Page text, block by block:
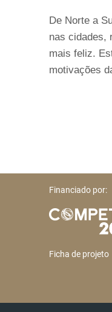
De Norte a
nas cidades,
mais feliz.
motivações
Financiado por:
Ficha de projeto